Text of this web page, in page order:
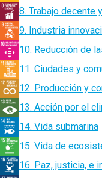
8. Trabajo decente
9. Industria
10. Reducción de
11. Ciudades y
12. Producción y
13. Acción por el
14. Vida submarina
15. Vida de
16. Paz, justicia, e